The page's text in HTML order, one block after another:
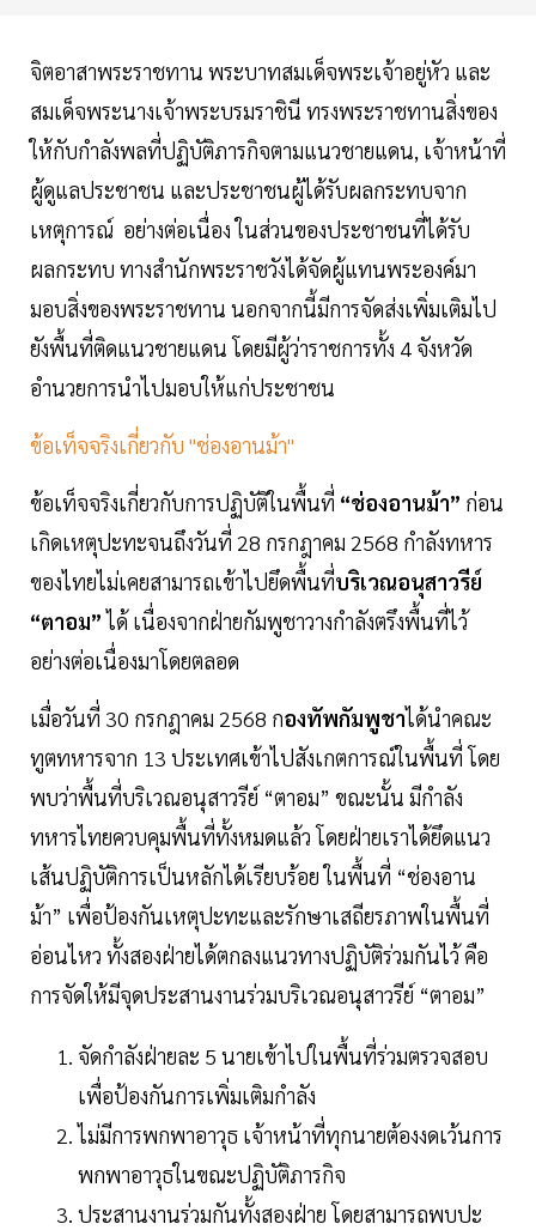
จิตอาสาพระราชทาน พระบาทสมเด็จพระเจ้าอยู่หัว และ
สมเด็จพระนางเจ้าพระบรมราชินี ทรงพระราชทานสิ่งของ
ให้กับกำลังพลที่ปฏิบัติภารกิจตามแนวชายแดน, เจ้าหน้าที่
ผู้ดูแลประชาชน และประชาชนผู้ได้รับผลกระทบจาก
เหตุการณ์ อย่างต่อเนื่อง ในส่วนของประชาชนที่ได้รับ
ผลกระทบ ทางสำนักพระราชวังได้จัดผู้แทนพระองค์มา
มอบสิ่งของพระราชทาน นอกจากนี้มีการจัดส่งเพิ่มเติมไป
ยังพื้นที่ติดแนวชายแดน โดยมีผู้ว่าราชการทั้ง 4 จังหวัด
อำนวยการนำไปมอบให้แก่ประชาชน
ข้อเท็จจริงเกี่ยวกับ "ช่องอานม้า"
ข้อเท็จจริงเกี่ยวกับการปฏิบัติในพื้นที่ “ช่องอานม้า” ก่อน
เกิดเหตุปะทะจนถึงวันที่ 28 กรกฎาคม 2568 กำลังทหาร
ของไทยไม่เคยสามารถเข้าไปยึดพื้นที่บริเวณอนุสาวรีย์
“ตาอม”ได้ เนื่องจากฝ่ายกัมพูชาวางกำลังตรึงพื้นที่ไว้
อย่างต่อเนื่องมาโดยตลอด
เมื่อวันที่ 30 กรกฎาคม 2568 กองทัพกัมพูชาได้นำคณะ
ทูตทหารจาก 13 ประเทศเข้าไปสังเกตการณ์ในพื้นที่ โดย
พบว่าพื้นที่บริเวณอนุสาวรีย์ “ตาอม” ขณะนั้น มีกำลัง
ทหารไทยควบคุมพื้นที่ทั้งหมดแล้ว โดยฝ่ายเราได้ยึดแนว
เส้นปฏิบัติการเป็นหลักได้เรียบร้อย ในพื้นที่ “ช่องอาน
ม้า” เพื่อป้องกันเหตุปะทะและรักษาเสถียรภาพในพื้นที่
อ่อนไหว ทั้งสองฝ่ายได้ตกลงแนวทางปฏิบัติร่วมกันไว้ คือ
การจัดให้มีจุดประสานงานร่วมบริเวณอนุสาวรีย์ “ตาอม”
จัดกำลังฝ่ายละ 5 นายเข้าไปในพื้นที่ร่วมตรวจสอบ
เพื่อป้องกันการเพิ่มเติมกำลัง
ไม่มีการพกพาอาวุธ เจ้าหน้าที่ทุกนายต้องงดเว้นการ
พกพาอาวุธในขณะปฏิบัติภารกิจ
ประสานงานร่วมกันทั้งสองฝ่าย โดยสามารถพบปะ